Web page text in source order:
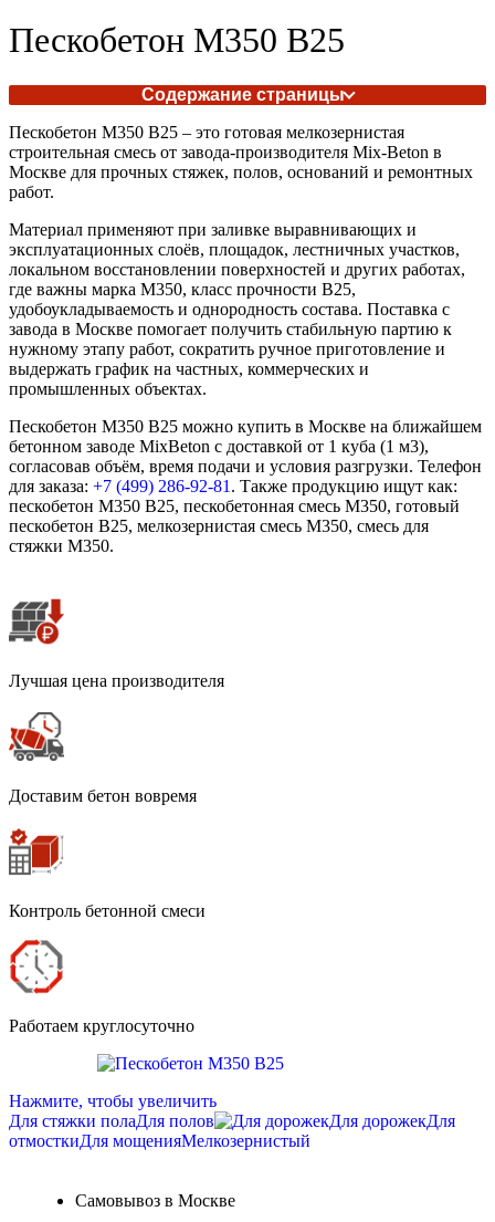
Пескобетон М350 В25
Содержание страницы
Пескобетон М350 В25 – это готовая мелкозернистая
строительная смесь от завода-производителя Mix-Beton в
Москве для прочных стяжек, полов, оснований и ремонтных
работ.
Материал применяют при заливке выравнивающих и
эксплуатационных слоёв, площадок, лестничных участков,
локальном восстановлении поверхностей и других работах,
где важны марка М350, класс прочности В25,
удобоукладываемость и однородность состава. Поставка с
завода в Москве помогает получить стабильную партию к
нужному этапу работ, сократить ручное приготовление и
выдержать график на частных, коммерческих и
промышленных объектах.
Пескобетон М350 В25 можно купить в Москве на ближайшем
бетонном заводе MixBeton с доставкой от 1 куба (1 м3),
согласовав объём, время подачи и условия разгрузки. Телефон
для заказа: +7 (499) 286-92-81 . Также продукцию ищут как:
пескобетон М350 В25, пескобетонная смесь М350, готовый
пескобетон В25, мелкозернистая смесь М350, смесь для
стяжки М350.
Лучшая цена производителя
Доставим бетон вовремя
Контроль бетонной смеси
Работаем круглосуточно
Нажмите, чтобы увеличить
Для стяжки полаДля полов Для дорожекДля
отмосткиДля мощенияМелкозернистый
Самовывоз в Москве